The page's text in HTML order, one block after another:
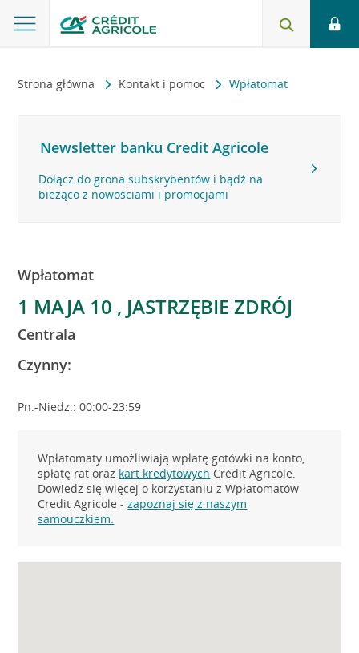
Strona główna Kontakt i pomoc Wpłatomat
Newsletter banku Credit Agricole
Dołącz do grona subskrybentów i bądź na
bieżąco z nowościami i promocjami
Wpłatomat
1 MAJA 10 , JASTRZĘBIE ZDRÓJ
Centrala
Czynny:
Pn.-Niedz.: 00:00-23:59
Wpłatomaty umożliwiają wpłatę gotówki na konto,
spłatę rat oraz kart kredytowych Crédit Agricole.
Dowiedz się więcej o korzystaniu z Wpłatomatów
Credit Agricole -zapoznaj się z naszym
samouczkiem.